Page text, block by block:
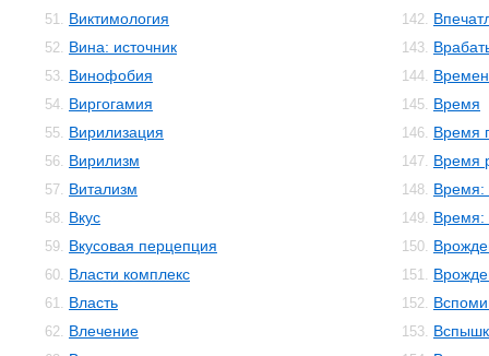
51. Виктимология
52. Вина: источник
53. Винофобия
54. Виргогамия
55. Вирилизация
56. Вирилизм
57. Витализм
58. Вкус
59. Вкусовая перцепция
60. Власти комплекс
61. Власть
62. Влечение
142.
143.
144.
145. Время
146. Время
147. Время
148. Время:
149. Время:
150.
151.
152.
153.